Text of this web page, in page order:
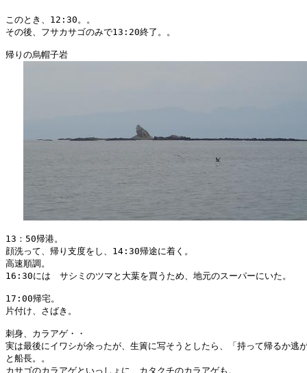
このとき、12:30。。
その後、フサカサゴのみで13:20終了。。
帰りの烏帽子岩
13：50帰港。
顔洗って、帰り支度をし、14:30帰途に着く。
高速順調。
16:30には　サシミのツマと大葉を買うため、地元のスーパーにいた。
17:00帰宅。
片付け、さばき。
刺身、カラアゲ・・
実は最後にイワシが余ったが、生簀に写そうとしたら、「持って帰るか逃
と船長。。
カサゴのカラアゲといっしょに　カタクチのカラアゲも。